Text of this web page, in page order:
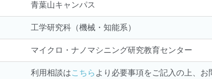
青葉山キャンパス
工学研究科（機械・知能系）
マイクロ・ナノマシニング研究教育センター
利用相談はこちら より必要事項をご記入の上、お